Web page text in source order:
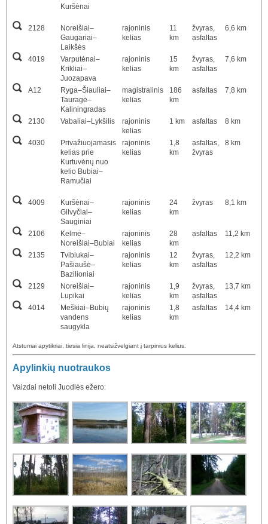
Kuršėnai
2128
Noreišiai–
Gaugariai–
Laikšės
rajoninis
kelias
11
km
žvyras,
asfaltas
6,6 km
4019
Varputėnai–
Krikliai–
Juozapava
rajoninis
kelias
15
km
žvyras,
asfaltas
7,6 km
A12
Ryga–Šiauliai–
Tauragė–
Kaliningradas
magistralinis
kelias
186
km
asfaltas 7,8 km
2130 Vabaliai–Lykšilis
rajoninis
kelias
1 km asfaltas 8 km
4030
Privažiuojamasis
kelias prie
Kurtuvėnų nuo
kelio Bubiai–
Ramučiai
rajoninis
kelias
1,8
km
asfaltas,
žvyras
8 km
4009
Kuršėnai–
Gilvyčiai–
Sauginiai
rajoninis
kelias
24
km
žvyras 8,1 km
2106
Kelmė–
Noreišiai–Bubiai
rajoninis
kelias
28
km
asfaltas 11,2 km
2135
Tvibiukai–
Pašiaušė–
Bazilioniai
rajoninis
kelias
12
km
žvyras,
asfaltas
12,2 km
2129
Noreišiai–
Lupikai
rajoninis
kelias
1,9
km
žvyras,
asfaltas
13,7 km
4014
Meškiai–Bubių
vandens
saugykla
rajoninis
kelias
1,8
km
asfaltas 14,4 km
Atstumai apytikriai, tiesia linija, neatsižvelgiant į tarpinius kelius.
Apylinkių nuotraukos
Vaizdai netoli Juodlės ežero: